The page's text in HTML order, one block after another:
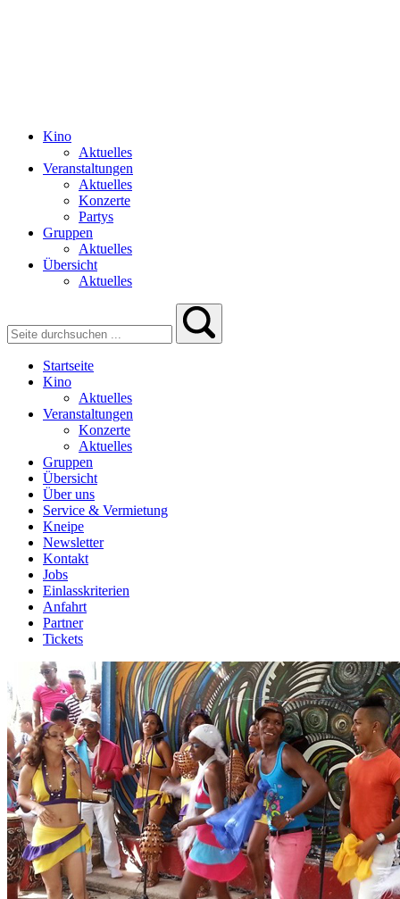
Kino
Aktuelles
Veranstaltungen
Aktuelles
Konzerte
Partys
Gruppen
Aktuelles
Übersicht
Aktuelles
Startseite
Kino
Aktuelles
Veranstaltungen
Konzerte
Aktuelles
Gruppen
Übersicht
Über uns
Service & Vermietung
Kneipe
Newsletter
Kontakt
Jobs
Einlasskriterien
Anfahrt
Partner
Tickets